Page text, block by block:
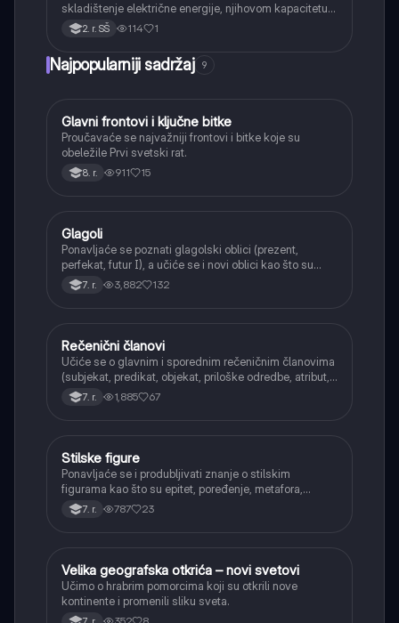
skladištenje električne energije, njihovom kapacitetu i
načinima vezivanja (serijski i paralelno).
2. r. SŠ 114 1
Najpopularniji sadržaj 9
Istorija
Glavni frontovi i ključne bitke
Proučavaće se najvažniji frontovi i bitke koje su
obeležile Prvi svetski rat.
8. r. 911 15
Srpski jezik
Glagoli
Ponavljaće se poznati glagolski oblici (prezent,
perfekat, futur I), a učiće se i novi oblici kao što su
aorist, imperfekat, pluskvamperfekat, futur II, kao i
glagolski prilozi i pridevi.
7. r. 3,882 132
Srpski jezik
Rečenični članovi
Učiće se o glavnim i sporednim rečeničnim članovima
(subjekat, predikat, objekat, priloške odredbe, atribut,
apozicija) i njihovoj funkciji.
7. r. 1,885 67
Srpski jezik
Stilske figure
Ponavljaće se i produbljivati znanje o stilskim
figurama kao što su epitet, poređenje, metafora,
personifikacija, hiperbola, onomatopeja, aliteracija i
asonanca, razumevajući njihovu ulogu u tekstu.
7. r. 787 23
Istorija
Velika geografska otkrića – novi svetovi
Učimo o hrabrim pomorcima koji su otkrili nove
kontinente i promenili sliku sveta.